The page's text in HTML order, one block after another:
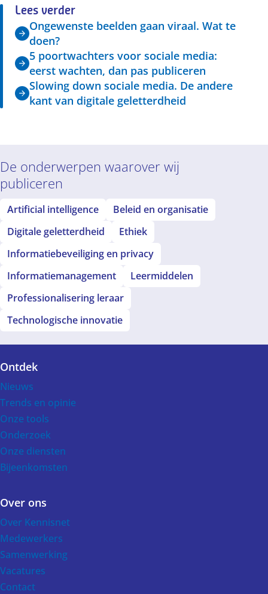
Lees verder
Ongewenste beelden gaan viraal. Wat te
doen?
5 poortwachters voor sociale media:
eerst wachten, dan pas publiceren
Slowing down sociale media. De andere
kant van digitale geletterdheid
De onderwerpen waarover wij
publiceren
Artificial intelligence
Beleid en organisatie
Digitale geletterdheid
Ethiek
Informatiebeveiliging en privacy
Informatiemanagement
Leermiddelen
Professionalisering leraar
Technologische innovatie
Voet
Ontdek
Nieuws
Trends en opinie
Onze tools
Onderzoek
Onze diensten
Bijeenkomsten
Over ons
Over Kennisnet
Medewerkers
Samenwerking
Vacatures
Contact